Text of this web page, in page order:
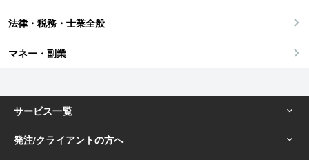
法律・税務・士業全般
マネー・副業